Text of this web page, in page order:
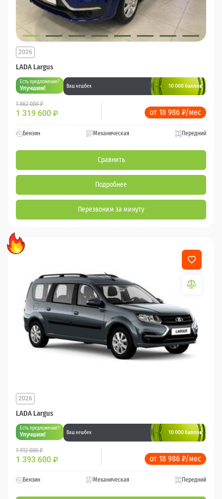
LADA Largus
2026
Есть предложение?
Улучшим! Ваш кешбек 10 000 баллов
1 862 000 ₽
1 319 600 ₽ от 18 986 ₽/мес
Бензин Механическая Передний
Сравнить
Подробнее
Перезвоним за минуту
LADA Largus
2026
Есть предложение?
Улучшим! Ваш кешбек 10 000 баллов
1 912 000 ₽
1 393 600 ₽ от 18 986 ₽/мес
Бензин Механическая Передний